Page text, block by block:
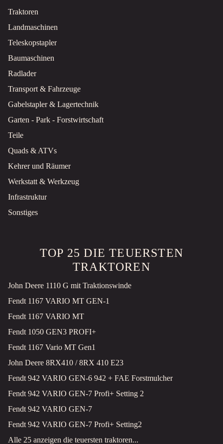
Traktoren
Landmaschinen
Teleskopstapler
Baumaschinen
Radlader
Transport & Fahrzeuge
Gabelstapler & Lagertechnik
Garten - Park - Forstwirtschaft
Teile
Quads & ATVs
Kehrer und Räumer
Werkstatt & Werkzeug
Infrastruktur
Sonstiges
TOP 25 DIE TEUERSTEN
TRAKTOREN
John Deere 1110 G mit Traktionswinde
Fendt 1167 VARIO MT GEN-1
Fendt 1167 VARIO MT
Fendt 1050 GEN3 PROFI+
Fendt 1167 Vario MT Gen1
John Deere 8RX410 / 8RX 410 E23
Fendt 942 VARIO GEN-6 942 + FAE Forstmulcher
Fendt 942 VARIO GEN-7 Profi+ Setting 2
Fendt 942 VARIO GEN-7
Fendt 942 VARIO GEN-7 Profi+ Setting2
Alle 25 anzeigen die teuersten traktoren...